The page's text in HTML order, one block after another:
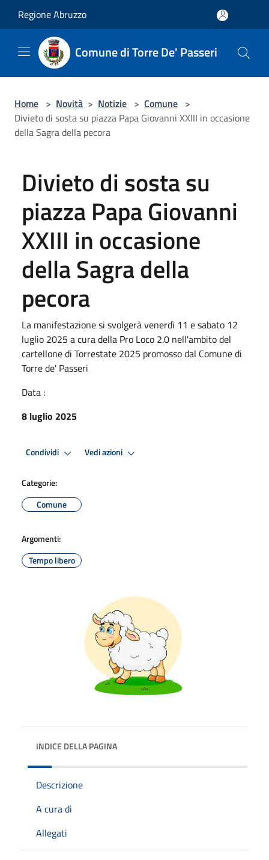
Regione Abruzzo
Comune di Torre De' Passeri
Home > Novità > Notizie > Comune >
Divieto di sosta su piazza Papa Giovanni XXIII in occasione
della Sagra della pecora
Divieto di sosta su
piazza Papa Giovanni
XXIII in occasione
della Sagra della
pecora
La manifestazione si svolgerà venerdì 11 e sabato 12
luglio 2025 a cura della Pro Loco 2.0 nell'ambito del
cartellone di Torrestate 2025 promosso dal Comune di
Torre de' Passeri
Data :
8 luglio 2025
Condividi Vedi azioni
Categorie:
Comune
Argomenti:
Tempo libero
INDICE DELLA PAGINA
Descrizione
A cura di
Allegati